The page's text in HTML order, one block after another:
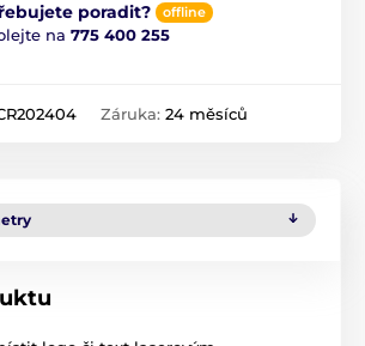
poradit? offline
na 775 400 255
Záruka: 24 měsíců